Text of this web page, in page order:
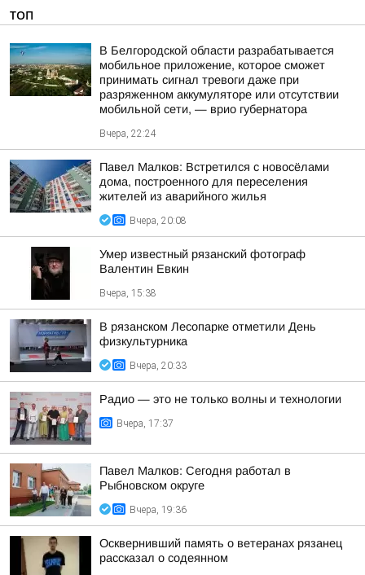
ТОП
В Белгородской области разрабатывается
мобильное приложение, которое сможет
принимать сигнал тревоги даже при
разряженном аккумуляторе или отсутствии
мобильной сети, — врио губернатора
Вчера, 22:24
Павел Малков: Встретился с новосёлами
дома, построенного для переселения
жителей из аварийного жилья
Вчера, 20:08
Умер известный рязанский фотограф
Валентин Евкин
Вчера, 15:38
В рязанском Лесопарке отметили День
физкультурника
Вчера, 20:33
Радио — это не только волны и технологии
Вчера, 17:37
Павел Малков: Сегодня работал в
Рыбновском округе
Вчера, 19:36
Осквернивший память о ветеранах рязанец
рассказал о содеянном